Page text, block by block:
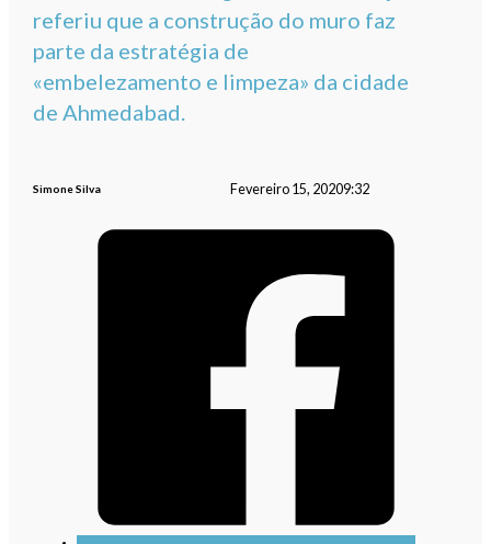
referiu que a construção do muro faz
parte da estratégia de
«embelezamento e limpeza» da cidade
de Ahmedabad.
Simone Silva Fevereiro 15, 20209:32